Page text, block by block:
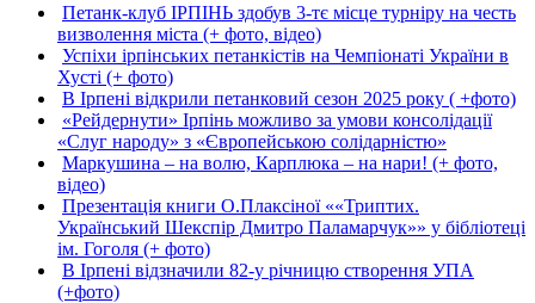
Петанк-клуб ІРПІНЬ здобув 3-тє місце турніру на честь
визволення міста (+ фото, відео)
Успіхи ірпінських петанкістів на Чемпіонаті України в
Хусті (+ фото)
В Ірпені відкрили петанковий сезон 2025 року ( +фото)
«Рейдернути» Ірпінь можливо за умови консолідації
«Слуг народу» з «Європейською солідарністю»
Маркушина – на волю, Карплюка – на нари! (+ фото,
відео)
Презентація книги О.Плаксіної ««Триптих.
Український Шекспір Дмитро Паламарчук»» у бібліотеці
ім. Гоголя (+ фото)
В Ірпені відзначили 82-у річницю створення УПА
(+фото)